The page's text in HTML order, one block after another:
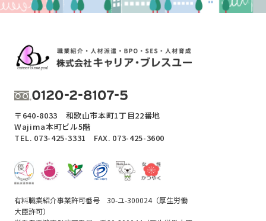
〒640-8033 和歌山市本町1丁目22番地
Wajima本町ビル5階
TEL. 073-425-3331 FAX. 073-425-3600
有料職業紹介事業許可番号 30-ユ-300024（厚生労働
大臣許可）